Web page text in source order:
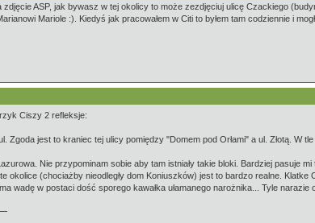
ASP, jak bywasz w tej okolicy to może zezdjęciuj ulicę Czackiego
Mariole :). Kiedyś jak pracowałem w Citi to byłem tam codziennie i
Ciszy 2 refleksje:
Zgoda jest to kraniec tej ulicy pomiędzy "Domem pod Orłami" a ul. Złotą. W
Nie przypominam sobie aby tam istniały takie bloki. Bardziej pasuje
okolice (chociażby nieodległy dom Koniuszków) jest to bardzo realne.
wadę w postaci dość sporego kawałka ułamanego narożnika... Tyle narazie